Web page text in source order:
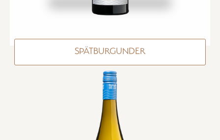
SPÄTBURGUNDER